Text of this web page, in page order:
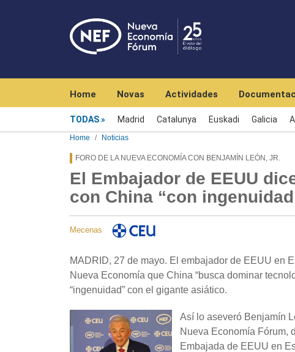
Home Novas Actividades
TODAS Madrid Catalunya Euskadi Galicia
Home Noticias
FORO DE LA NUEVA ECONOMÍA CON BENJAMÍN LEÓN, JR.
El Embajador de EEUU
con China “con
Mecenas
MADRID, 27 de mayo. El embajador de EEUU en
Nueva Economía que China “busca dominar
“ingenuidad” con el gigante asiático.
Así lo aseveró Benjamín
Nueva Economía Fórum,
Embajada de EEUU en